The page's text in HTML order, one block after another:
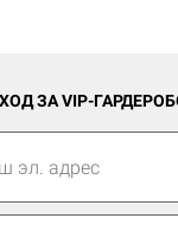
ЗА VIP-